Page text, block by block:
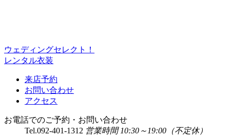
ウェディングセレクト！
レンタル衣装
来店予約
お問い合わせ
アクセス
お電話でのご予約・お問い合わせ
Tel.092-401-1312 営業時間 10:30～19:00（不定休）